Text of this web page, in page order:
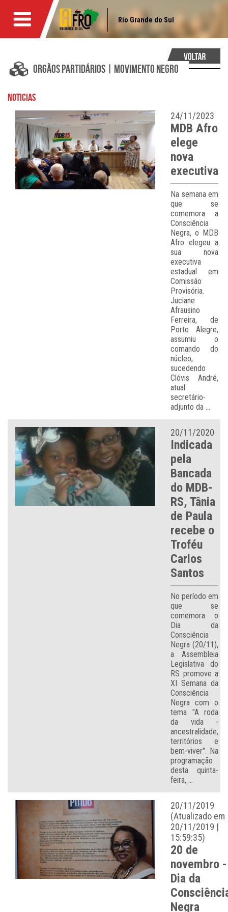
Rio Grande do Sul
ORGÃOS PARTIDÁRIOS | movimento negro
NOTICIAS
24/11/2023
MDB Afro
elege
nova
executiva
Na semana em
que se
comemora a
Consciência
Negra, o MDB
Afro elegeu a
sua nova
executiva
estadual em
Comissão
Provisória.
Juciane
Afrausino
Ferreira, de
Porto Alegre,
assumiu o
comando do
núcleo,
sucedendo
Clóvis André,
atual
secretário-
adjunto da ...
20/11/2020
Indicada
pela
Bancada
do MDB-
RS, Tânia
de Paula
recebe o
Troféu
Carlos
Santos
No período em
que se
comemora o
Dia da
Consciência
Negra (20/11),
a Assembleia
Legislativa do
RS promove a
XI Semana da
Consciência
Negra com o
tema "A roda
da vida -
ancestralidade,
territórios e
bem-viver". Na
programação
desta quinta-
feira, ...
20/11/2019
(Atualizado em
20/11/2019 |
15:59:35)
20 de
novembro -
Dia da
Negra